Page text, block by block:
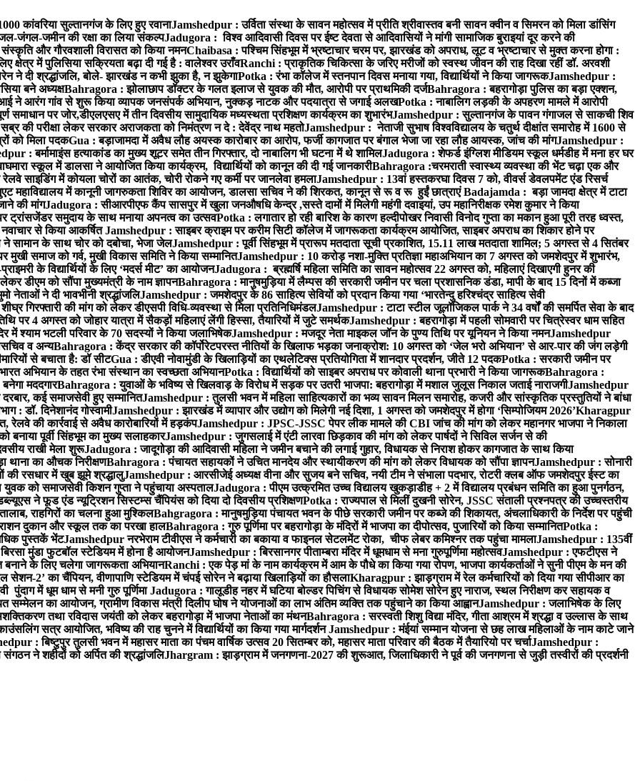
कांवरिया सुल्तानगंज के लिए हुए रवानाJamshedpur : उर्विता संस्था के सावन महोत्सव में प्रीति श्रीवास्तव बनी सावन क्वीन व सिमरन को मिला डांसिंग
जंगल-जमीन की रक्षा का लिया संकल्पJadugora : विश्व आदिवासी दिवस पर ईष्ट देवता से आदिवासियों ने मांगी सामाजिक बुराइयां दूर करने की
और गौरवशाली विरासत को किया नमनChaibasa : पश्चिम सिंहभूम में भ्रष्टाचार चरम पर, झारखंड को अपराध, लूट व भ्रष्टाचार से मुक्त करना होगा :
क्षेत्र में पुलिसिया सक्रियता बढ़ा दी गई है : वालेश्वर उराँवRanchi : प्राकृतिक चिकित्सा के जरिए मरीजों को स्वस्थ जीवन की राह दिखा रहीं डॉ. अरवशी
ने दी श्रद्धांजलि, बोले- झारखंड न कभी झुका है, न झुकेगाPotka : रंभा कॉलेज में स्तनपान दिवस मनाया गया, विद्यार्थियों ने किया जागरूकJamshedpur :
बने अध्यक्षBahragora : झोलाछाप डॉक्टर के गलत इलाज से युवक की मौत, आरोपी पर प्राथमिकी दर्जBahragora : बहरागोड़ा पुलिस का बड़ा एक्शन,
ने आरंग गांव से शुरू किया व्यापक जनसंपर्क अभियान, नुक्कड़ नाटक और पदयात्रा से जगाई अलखPotka : नाबालिग लड़की के अपहरण मामले में आरोपी
समाधान पर जोर,डीएलएसए में तीन दिवसीय सामुदायिक मध्यस्थता प्रशिक्षण कार्यक्रम का शुभारंभJamshedpur : सुल्तानगंज के पावन गंगाजल से साकची शिव
की परीक्षा लेकर सरकार अराजकता को निमंत्रण न दे : देवेंद्र नाथ महतोJamshedpur : नेताजी सुभाष विश्वविद्यालय के चतुर्थ दीक्षांत समारोह में 1600 से
को मिला पदकGua : बड़ाजामदा में अवैध लौह अयस्क कारोबार का आरोप, फर्जी कागजात पर बंगाल भेजा जा रहा लौह आयस्क, जांच की मांगJamshedpur :
: बर्मामाइंस हत्याकांड का मुख्य शूटर समेत तीन गिरफ्तार, दो नाबालिग भी घटना में थे शामिलJadugora : शेफर्ड इंग्लिश मीडियम स्कूल धर्मडीह में मना हर घर
स्कूल में डालसा ने आयोजित किया कार्यक्रम, विद्यार्थियों को कानून की दी गई जानकारीBahragora :चरमराती स्वास्थ्य व्यवस्था की भेंट चढ़ा एक और
साइडिंग में कोयला चोरों का आतंक, चोरी रोकने गए कर्मी पर जानलेवा हमलाJamshedpur : 13वां हस्तकरघा दिवस 7 को, वीवर्स डेवलपमेंट एंड रिसर्च
महाविद्यालय में कानूनी जागरुकता शिविर का आयोजन, डालसा सचिव ने की शिरकत, कानून से रू व रू हुईं छात्राएंBadajamda : बड़ा जामदा क्षेत्र में टाटा
की मांगJadugora : सीआरपीएफ कैंप सासपुर में खुला जनऔषधि केन्द्र ,सस्ते दामों में मिलेगी महंगी दवाइयां, उप महानिरीक्षक रमेश कुमार ने किया
समुदाय के साथ मनाया अपनत्व का उत्सवPotka : लगातार हो रही बारिश के कारण हल्दीपोखर निवासी विनोद गुप्ता का मकान हुआ पूरी तरह ध्वस्त,
से किया आकर्षितJamshedpur : साइबर क्राइम पर करीम सिटी कॉलेज में जागरूकता कार्यक्रम आयोजित, साइबर अपराध का शिकार होने पर
सामान के साथ चोर को दबोचा, भेजा जेलJamshedpur : पूर्वी सिंहभूम में प्रारूप मतदाता सूची प्रकाशित, 15.11 लाख मतदाता शामिल; 5 अगस्त से 4 सितंबर
समाज को गर्व, मुखी विकास समिति ने किया सम्मानितJamshedpur : 10 करोड़ नशा-मुक्ति प्रतिज्ञा महाअभियान का 7 अगस्त को जमशेदपुर में शुभारंभ,
के विद्यार्थियों के लिए ‘मदर्स मीट’ का आयोजनJadugora : ब्रह्मर्षि महिला समिति का सावन महोत्सव 22 अगस्त को, महिलाएं दिखाएगी हुनर की
डीएम को सौंपा मुख्यमंत्री के नाम ज्ञापनBahragora : मानुषमुड़िया में लैम्पस की सरकारी जमीन पर चला प्रशासनिक डंडा, मापी के बाद 15 दिनों में कब्जा
नेताओं ने दी भावभीनी श्रद्धांजलिJamshedpur : जमशेदपुर के 86 साहित्य सेवियों को प्रदान किया गया ‘भारतेन्दु हरिश्चंद्र साहित्य सेवी
गिरफ्तारी की मांग को लेकर डीएसपी विधि-व्यवस्था से मिला प्रतिनिधिमंडलJamshedpur : टाटा स्टील जूलॉजिकल पार्क ने 34 वर्षों की समर्पित सेवा के बाद
पर 4 अगस्त को जोहार यात्रा में सैकड़ों महिलाएं लेंगी हिस्सा, तैयारियों में जुटे समर्थकJamshedpur : बहरागोड़ा में पहली सोमवारी पर चित्रेस्वर धाम सहित
में श्याम भटली परिवार के 70 सदस्यों ने किया जलाभिषेकJamshedpur : मजदूर नेता माइकल जॉन के पुण्य तिथि पर यूनियन ने किया नमनJamshedpur
व अन्यBahragora : केंद्र सरकार की कॉर्पोरेटपरस्त नीतियों के खिलाफ भड़का जनाक्रोश: 10 अगस्त को ‘जेल भरो अभियान’ से आर-पार की जंग लड़ेगी
से बचाता है: डॉ सीटGua : डीएवी नोवामुंडी के खिलाड़ियों का एथलेटिक्स प्रतियोगिता में शानदार प्रदर्शन, जीते 12 पदकPotka : सरकारी जमीन पर
अभियान के तहत रंभा संस्थान का स्वच्छता अभियानPotka : विद्यार्थियों को साइबर अपराध पर कोवाली थाना प्रभारी ने किया जागरूकBahragora :
मददगारBahragora : युवाओं के भविष्य से खिलवाड़ के विरोध में सड़क पर उतरी भाजपा: बहरागोड़ा में मशाल जुलूस निकाल जताई नाराजगीJamshedpur
दरबार, कई समाजसेवी हुए सम्मानितJamshedpur : तुलसी भवन में महिला साहित्यकारों का भव्य सावन मिलन समारोह, कजरी और सांस्कृतिक प्रस्तुतियों ने बांधा
: डॉ. दिनेशानंद गोस्वामीJamshedpur : झारखंड में व्यापार और उद्योग को मिलेगी नई दिशा, 1 अगस्त को जमशेदपुर में होगा ‘सिम्पोजियम 2026’Kharagpur
रेलवे की कार्रवाई से अवैध कारोबारियों में हड़कंपJamshedpur : JPSC-JSSC पेपर लीक मामले की CBI जांच की मांग को लेकर महानगर भाजपा ने निकाला
बनाया पूर्वी सिंहभूम का मुख्य सलाहकारJamshedpur : जुगसलाई में एंटी लारवा छिड़काव की मांग को लेकर पार्षदों ने सिविल सर्जन से की
राखी मेला शुरूJadugora : जादूगोड़ा की आदिवासी महिला ने जमीन बचाने की लगाई गुहार, विधायक से निराश होकर कागजात के साथ किया
थाना का औचक निरीक्षणBahragora : पंचायत सहायकों ने उचित मानदेय और स्थायीकरण की मांग को लेकर विधायक को सौंपा ज्ञापनJamshedpur : सोनारी
की रसधार में खुब झूमे श्रद्धालुJamshedpur : आरसीजेई अध्यक्ष वीना और सुजय बने सचिव, नयी टीम ने संभाला पदभार, रोटरी क्लब ऑफ जमशेदपुर ईस्ट का
को समाजसेवी किशन गुप्ता ने पहुंचाया अस्पतालJadugora : पीएम उत्क्रमित उच्च विद्यालय खुकड़ाडीह + 2 में विद्यालय प्रबंधन समिति का हुआ पुनर्गठन,
ने फूड एंड न्यूट्रिशन सिस्टम्स चैंपियंस को दिया दो दिवसीय प्रशिक्षणPotka : राज्यपाल से मिलीं दुखनी सोरेन, JSSC संताली प्रश्नपत्र की उच्चस्तरीय
राहगिरों का चलना हुआ मुश्किलBahgragora : मानुषमुड़िया पंचायत भवन के पीछे सरकारी जमीन पर कब्जे की शिकायत, अंचलाधिकारी के निर्देश पर पहुंची
दुकान और स्कूल तक का परखा हालBahragora : गुरु पूर्णिमा पर बहरागोड़ा के मंदिरों में भाजपा का दीपोत्सव, पुजारियों को किया सम्मानितPotka :
पुस्तकें भेंटJamshedpur नरभेराम टीवीएस ने कर्मचारी का बकाया व फाइनल सेटलमेंट रोका, चीफ लेबर कमिश्नर तक पहुंचा मामलाJamshedpur : 135वीं
मुंडा फुटबॉल स्टेडियम में होना है आयोजनJamshedpur : बिरसानगर पीताम्बरा मंदिर में धूमधाम से मना गुरुपूर्णिमा महोत्सवJamshedpur : एफटीएस ने
बनाने के लिए चलेगा जागरूकता अभियानRanchi : एक पेड़ मां के नाम कार्यक्रम में आम के पौधे का किया गया रोपण, भाजपा कार्यकर्ताओं ने सुनी पीएम के मन की
2’ का चैंपियन, वीणापाणि स्टेडियम में चंपई सोरेन ने बढ़ाया खिलाड़ियों का हौसलाKharagpur : झाड़ग्राम में रेल कर्मचारियों को दिया गया सीपीआर का
पुंदाग में धूम धाम से मनी गुरु पूर्णिमाJadugora : गालूडीह नहर में घटिया बोल्डर पिचिंग से विधायक सोमेश सोरेन हुए नाराज, स्थल निरीक्षण कर सहायक व
सम्मेलन का आयोजन, ग्रामीण विकास मंत्री दिलीप घोष ने योजनाओं का लाभ अंतिम व्यक्ति तक पहुंचाने का किया आह्वानJamshedpur : जलाभिषेक के लिए
तथा रविदास जयंती को लेकर बहरागोड़ा में भाजपा नेताओं का मंथनBahragora : सरस्वती शिशु विद्या मंदिर, गीता आश्रम में श्रद्धा व उल्लास के साथ
सत्र आयोजित, भविष्य की राह चुनने में विद्यार्थियों का किया गया मार्गदर्शनJamshedpur : मंईयां सम्मान योजना से छह लाख महिलाओं के नाम काटे जाने
: बिष्टुपुर तुलसी भवन में महासर माता का पंचम वार्षिक उत्सव 20 सितम्बर को, महासर माता परिवार की बैठक में तैयारियो पर चर्चाJamshedpur :
ने शहीदों को अर्पित की श्रद्धांजलिJhargram : झाड़ग्राम में जनगणना-2027 की शुरूआत, जिलाधिकारी ने पूर्व की जनगणना से जुड़ी तस्वीरों की प्रदर्शनी